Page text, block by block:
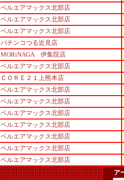
ベルエアマックス北部店
ベルエアマックス北部店
ベルエアマックス北部店
パチンコつる近見店
MORiNAGA 伊集院店
ベルエアマックス北部店
ＣＯＲＥ２１上熊本店
ベルエアマックス北部店
ベルエアマックス北部店
ベルエアマックス北部店
ベルエアマックス北部店
ベルエアマックス北部店
ベルエアマックス北部店
ベルエアマックス北部店
ア